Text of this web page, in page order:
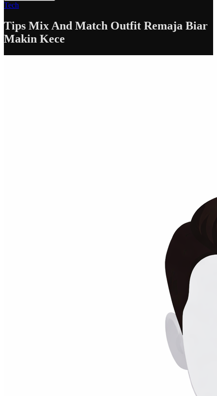
Tech
Tips Mix And Match Outfit Remaja Biar
Makin Kece